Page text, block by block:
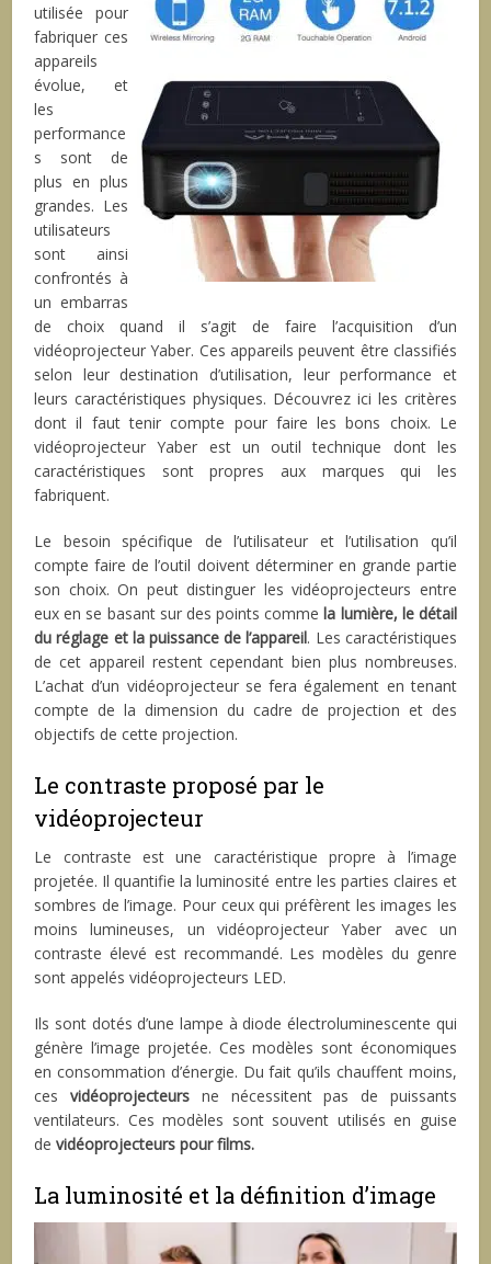
utilisée pour
fabriquer ces
appareils
évolue, et
les
performance
s sont de
plus en plus
grandes. Les
utilisateurs
sont ainsi
confrontés à
un embarras
de choix quand il s’agit de faire l’acquisition d’un
vidéoprojecteur Yaber. Ces appareils peuvent être classifiés
selon leur destination d’utilisation, leur performance et
leurs caractéristiques physiques. Découvrez ici les critères
dont il faut tenir compte pour faire les bons choix. Le
vidéoprojecteur Yaber est un outil technique dont les
caractéristiques sont propres aux marques qui les
fabriquent.
Le besoin spécifique de l’utilisateur et l’utilisation qu’il
compte faire de l’outil doivent déterminer en grande partie
son choix. On peut distinguer les vidéoprojecteurs entre
eux en se basant sur des points commela lumière, le détail
du réglage et la puissance de l’appareil. Les caractéristiques
de cet appareil restent cependant bien plus nombreuses.
L’achat d’un vidéoprojecteur se fera également en tenant
compte de la dimension du cadre de projection et des
objectifs de cette projection.
Le contraste proposé par le
vidéoprojecteur
Le contraste est une caractéristique propre à l’image
projetée. Il quantifie la luminosité entre les parties claires et
sombres de l’image. Pour ceux qui préfèrent les images les
moins lumineuses, un vidéoprojecteur Yaber avec un
contraste élevé est recommandé. Les modèles du genre
sont appelés vidéoprojecteurs LED.
Ils sont dotés d’une lampe à diode électroluminescente qui
génère l’image projetée. Ces modèles sont économiques
en consommation d’énergie. Du fait qu’ils chauffent moins,
ces vidéoprojecteurs ne nécessitent pas de puissants
ventilateurs. Ces modèles sont souvent utilisés en guise
devidéoprojecteurs pour films.
La luminosité et la définition d’image